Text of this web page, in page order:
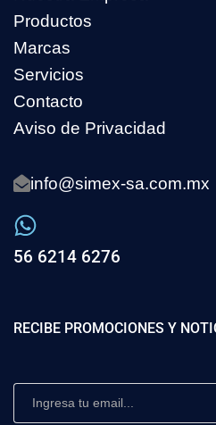
Productos
Marcas
Servicios
Contacto
Aviso de Privacidad
info@simex-sa.com.mx
56 6214 6276
RECIBE PROMOCIONES Y